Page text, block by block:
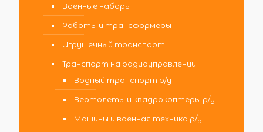
Военные наборы
Роботы и трансформеры
Игрушечный транспорт
Транспорт на радиоуправлении
Водный транспорт р/у
Вертолеты и квадрокоптеры р/у
Машины и военная техника р/у